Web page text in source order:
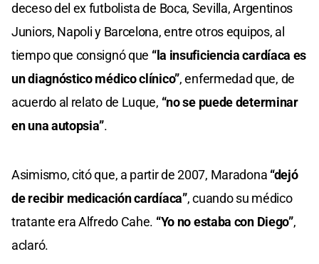
deceso del ex futbolista de Boca, Sevilla, Argentinos
Juniors, Napoli y Barcelona, entre otros equipos, al
tiempo que consignó que “la insuficiencia cardíaca es
un diagnóstico médico clínico”, enfermedad que, de
acuerdo al relato de Luque, “no se puede determinar
en una autopsia”.
Asimismo, citó que, a partir de 2007, Maradona “dejó
de recibir medicación cardíaca”, cuando su médico
tratante era Alfredo Cahe. “Yo no estaba con Diego”,
aclaró.